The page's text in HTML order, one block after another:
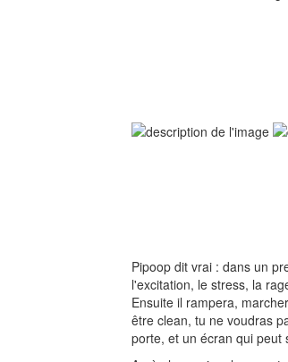
Pipoop dit vrai : dans un
l'excitation, le stress, la
Ensuite il rampera,
être clean, tu ne voudras
porte, et un écran qui peut